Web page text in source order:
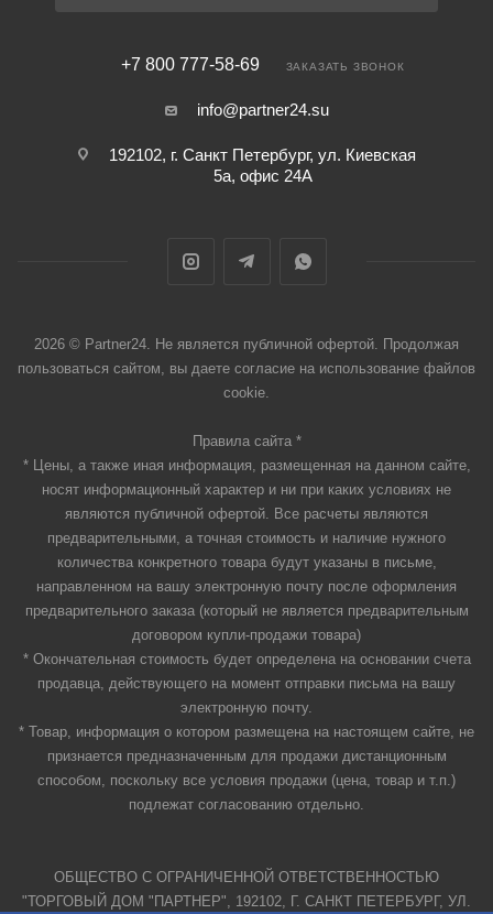
+7 800 777-58-69 ЗАКАЗАТЬ ЗВОНОК
info@partner24.su
192102, г. Санкт Петербург, ул. Киевская
5а, офис 24А
2026 © Partner24. Не является публичной офертой. Продолжая
пользоваться сайтом, вы даете согласие на использование файлов
cookie.
Правила сайта *
* Цены, а также иная информация, размещенная на данном сайте,
носят информационный характер и ни при каких условиях не
являются публичной офертой. Все расчеты являются
предварительными, а точная стоимость и наличие нужного
количества конкретного товара будут указаны в письме,
направленном на вашу электронную почту после оформления
предварительного заказа (который не является предварительным
договором купли-продажи товара)
* Окончательная стоимость будет определена на основании счета
продавца, действующего на момент отправки письма на вашу
электронную почту.
* Товар, информация о котором размещена на настоящем сайте, не
признается предназначенным для продажи дистанционным
способом, поскольку все условия продажи (цена, товар и т.п.)
подлежат согласованию отдельно.
ОБЩЕСТВО С ОГРАНИЧЕННОЙ ОТВЕТСТВЕННОСТЬЮ
"ТОРГОВЫЙ ДОМ "ПАРТНЕР", 192102, Г. САНКТ ПЕТЕРБУРГ, УЛ.